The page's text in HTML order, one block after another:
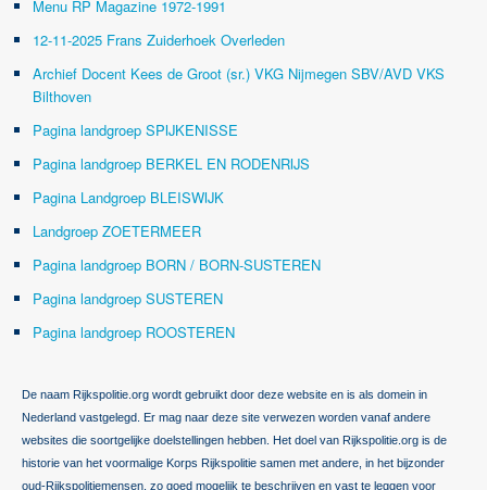
Menu RP Magazine 1972-1991
12-11-2025 Frans Zuiderhoek Overleden
Archief Docent Kees de Groot (sr.) VKG Nijmegen SBV/AVD VKS
Bilthoven
Pagina landgroep SPIJKENISSE
Pagina landgroep BERKEL EN RODENRIJS
Pagina Landgroep BLEISWIJK
Landgroep ZOETERMEER
Pagina landgroep BORN / BORN-SUSTEREN
Pagina landgroep SUSTEREN
Pagina landgroep ROOSTEREN
De naam Rijkspolitie.org wordt gebruikt door deze website en is als domein in
Nederland vastgelegd. Er mag naar deze site verwezen worden vanaf andere
websites die soortgelijke doelstellingen hebben. Het doel van Rijkspolitie.org is de
historie van het voormalige Korps Rijkspolitie samen met andere, in het bijzonder
oud-Rijkspolitiemensen, zo goed mogelijk te beschrijven en vast te leggen voor